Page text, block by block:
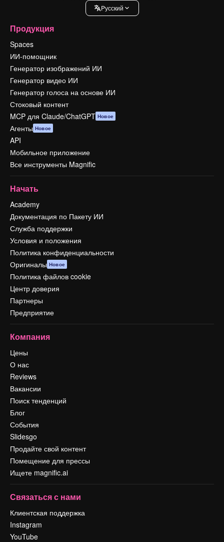
Pусский
Продукция
Spaces
ИИ-помощник
Генератор изображений ИИ
Генератор видео ИИ
Генератор голоса на основе ИИ
Стоковый контент
MCP для Claude/ChatGPT Новое
Агенты Новое
API
Мобильное приложение
Все инструменты Magnific
Начать
Academy
Документация по Пакету ИИ
Служба поддержки
Условия и положения
Политика конфиденциальности
Оригиналы Новое
Политика файлов cookie
Центр доверия
Партнеры
Предприятие
Компания
Цены
О нас
Reviews
Вакансии
Поиск тенденций
Блог
События
Slidesgo
Продайте свой контент
Помещение для прессы
Ищете magnific.ai
Связаться с нами
Клиентская поддержка
Instagram
YouTube